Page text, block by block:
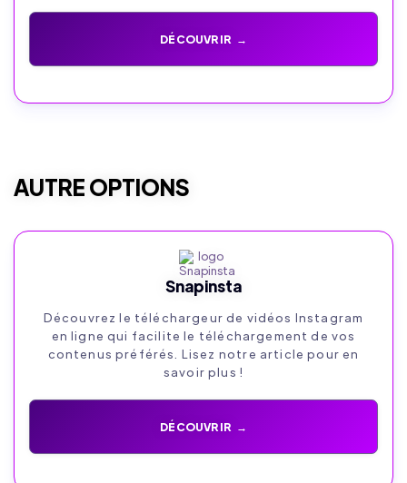
DÉCOUVRIR →
AUTRE OPTIONS
Snapinsta
Découvrez le téléchargeur de vidéos Instagram
en ligne qui facilite le téléchargement de vos
contenus préférés. Lisez notre article pour en
savoir plus !
DÉCOUVRIR →